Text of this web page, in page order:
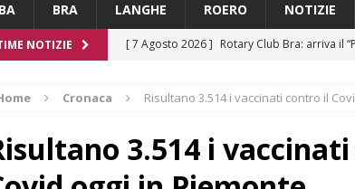
BRA LANGHE ROERO NOTIZIE
NOTIZIE [ 7 Agosto 2026 ] Rotary Club Bra: arriva il
CRONACA
[ 7 Agosto 2026 ]
Caso Galeasso in
Cronaca Risultano 3.514 i vaccinati contro il
3.514 i